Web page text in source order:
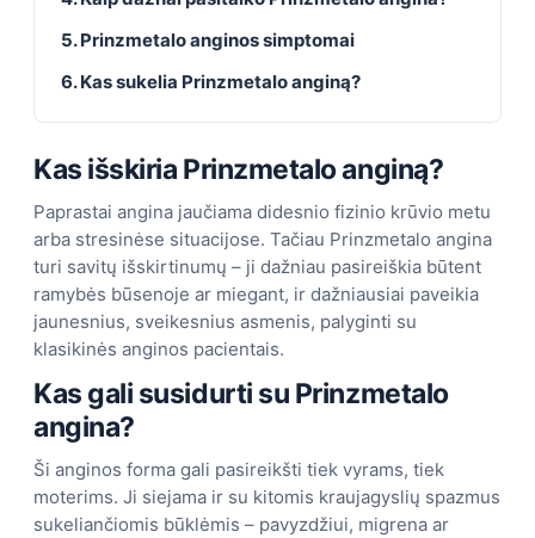
5. Prinzmetalo anginos simptomai
6. Kas sukelia Prinzmetalo anginą?
Kas išskiria Prinzmetalo anginą?
Paprastai angina jaučiama didesnio fizinio krūvio metu
arba stresinėse situacijose. Tačiau Prinzmetalo angina
turi savitų išskirtinumų – ji dažniau pasireiškia būtent
ramybės būsenoje ar miegant, ir dažniausiai paveikia
jaunesnius, sveikesnius asmenis, palyginti su
klasikinės anginos pacientais.
Kas gali susidurti su Prinzmetalo
angina?
Ši anginos forma gali pasireikšti tiek vyrams, tiek
moterims. Ji siejama ir su kitomis kraujagyslių spazmus
sukeliančiomis būklėmis – pavyzdžiui, migrena ar